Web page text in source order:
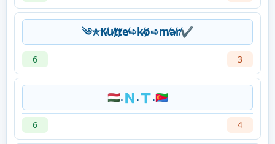
༄✯K̸u̸t̸t̸e̸➪k̸o̸➪m̸a̸r̸✔︎
6 3
🇭🇺.🇳.🇹.🇪🇷
6 4